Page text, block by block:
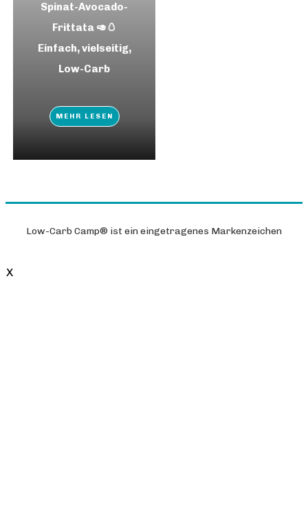
Spinat-Avocado-
Frittata 🥑🥚
Einfach, vielseitig,
Low-Carb
MEHR LESEN
Low-Carb Camp® ist ein eingetragenes Markenzeichen
X